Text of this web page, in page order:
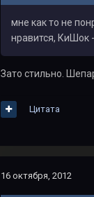
мне как то не
нравится, КиШок
Зато стильно.
Цитата
16 октября, 2012